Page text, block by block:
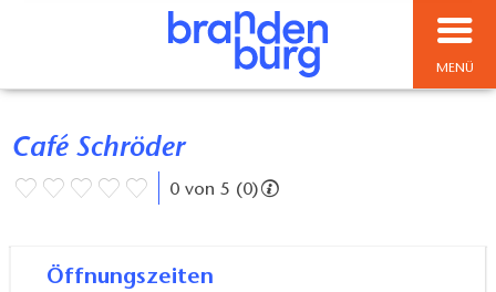
MENÜ
Café Schröder
0 von 5 (0)
Öffnungszeiten